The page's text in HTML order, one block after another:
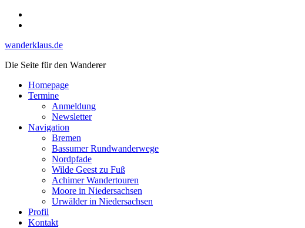
Skip
wanderklaus.de
Die Seite für den Wanderer
Homepage
Termine
Anmeldung
Newsletter
Navigation
Bremen
Bassumer Rundwanderwege
Nordpfade
Wilde Geest zu Fuß
Achimer Wandertouren
Moore in Niedersachsen
Urwälder in Niedersachsen
Profil
Kontakt